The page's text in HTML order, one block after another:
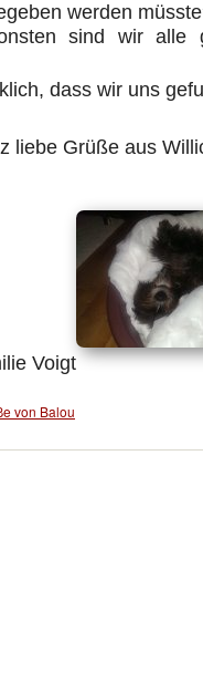
werden
sind wir
dass wir uns
liebe Grüße aus
Voigt
von Balou